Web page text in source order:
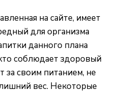
на сайте, имеет
для организма
данного плана
соблюдает здоровый
за своим питанием, не
вес. Некоторые